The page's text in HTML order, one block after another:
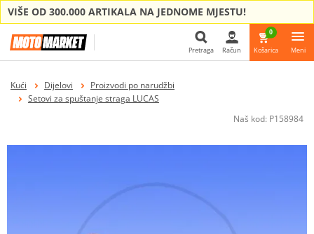
VIŠE OD 300.000 ARTIKALA NA JEDNOME MJESTU!
Pretraga Račun
0
Košarica Meni
Kući Dijelovi
Proizvodi po narudžbi
Setovi za spuštanje straga LUCAS
Naš kod: P158984